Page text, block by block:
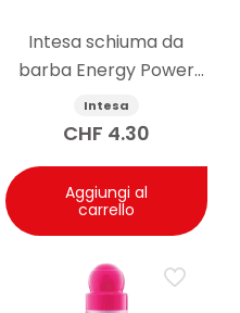
Intesa schiuma da
barba Energy Power
300ml
Intesa
CHF 4.30
Aggiungi al
carrello